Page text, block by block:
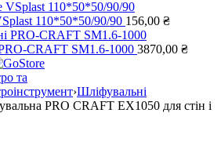
110*50*50/90/90 156,00 ₴
CRAFT SM1.6-1000 3870,00 ₴
та
›Шліфувальні
PRO CRAFT EX1050 для стін і